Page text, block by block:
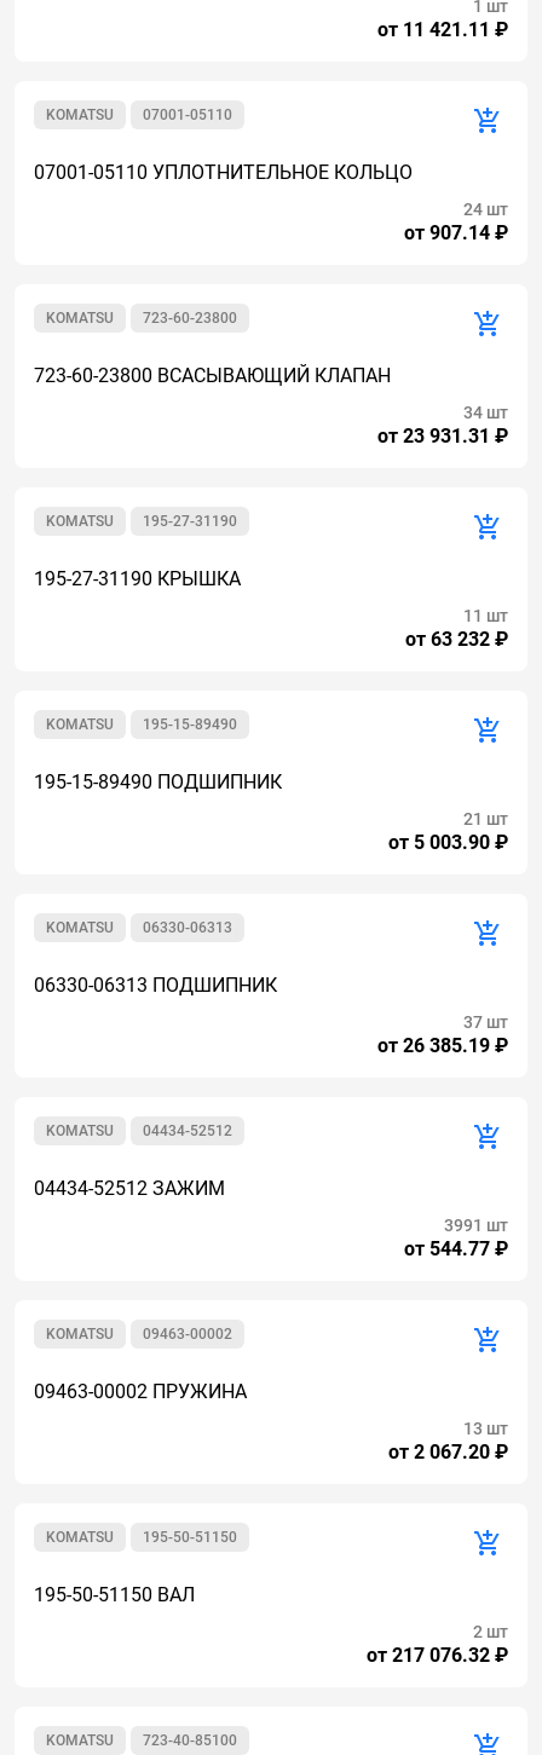
от 11 421.11 ₽
1 шт
07001-05110
KOMATSU
07001-05110 УПЛОТНИТЕЛЬНОЕ КОЛЬЦО
от 907.14 ₽
24 шт
723-60-23800
KOMATSU
723-60-23800 ВСАСЫВАЮЩИЙ КЛАПАН
от 23 931.31 ₽
34 шт
195-27-31190
KOMATSU
195-27-31190 КРЫШКА
от 63 232 ₽
11 шт
195-15-89490
KOMATSU
195-15-89490 ПОДШИПНИК
от 5 003.90 ₽
21 шт
06330-06313
KOMATSU
06330-06313 ПОДШИПНИК
от 26 385.19 ₽
37 шт
04434-52512
KOMATSU
04434-52512 ЗАЖИМ
от 544.77 ₽
3991 шт
09463-00002
KOMATSU
09463-00002 ПРУЖИНА
от 2 067.20 ₽
13 шт
195-50-51150
KOMATSU
195-50-51150 ВАЛ
от 217 076.32 ₽
2 шт
723-40-85100
KOMATSU